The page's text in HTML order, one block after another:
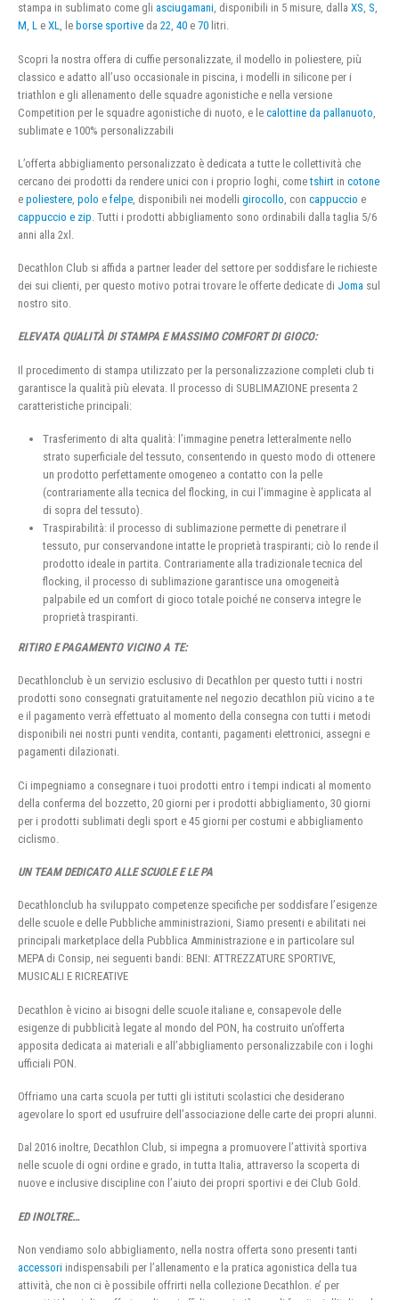
stampa in sublimato come gli asciugamani, disponibili in 5 misure, dalla XS, S,
M, L e XL, le borse sportive da 22, 40 e 70 litri.
Scopri la nostra offera di cuffie personalizzate, il modello in poliestere, più
classico e adatto all’uso occasionale in piscina, i modelli in silicone per i
triathlon e gli allenamento delle squadre agonistiche e nella versione
Competition per le squadre agonistiche di nuoto, e le calottine da pallanuoto
sublimate e 100% personalizzabili
L’offerta abbigliamento personalizzato è dedicata a tutte le collettività che
cercano dei prodotti da rendere unici con i proprio loghi, cometshirt in cotone
e poliestere polo e felpe , disponibili nei modelli girocollo , con cappuccio e
cappuccio e zip . Tutti i prodotti abbigliamento sono ordinabili dalla taglia 5/6
anni alla 2xl.
Decathlon Club si affida a partner leader del settore per soddisfare le richieste
dei sui clienti, per questo motivo potrai trovare le offerte dedicate di Joma sul
nostro sito.
ELEVATA QUALITÀ DI STAMPA E MASSIMO COMFORT DI GIOCO:
Il procedimento di stampa utilizzato per la personalizzazione completi club ti
garantisce la qualità più elevata. Il processo di SUBLIMAZIONE presenta 2
caratteristiche principali:
Trasferimento di alta qualità: l’immagine penetra letteralmente nello
strato superficiale del tessuto, consentendo in questo modo di ottenere
un prodotto perfettamente omogeneo a contatto con la pelle
(contrariamente alla tecnica del flocking, in cui l’immagine è applicata al
di sopra del tessuto).
Traspirabilità: il processo di sublimazione permette di penetrare il
tessuto, pur conservandone intatte le proprietà traspiranti; ciò lo rende il
prodotto ideale in partita. Contrariamente alla tradizionale tecnica del
flocking, il processo di sublimazione garantisce una omogeneità
palpabile ed un comfort di gioco totale poiché ne conserva integre le
proprietà traspiranti.
RITIRO E PAGAMENTO VICINO A TE:
Decathlonclub è un servizio esclusivo di Decathlon per questo tutti i nostri
prodotti sono consegnati gratuitamente nel negozio decathlon più vicino a te
e il pagamento verrà effettuato al momento della consegna con tutti i metodi
disponibili nei nostri punti vendita, contanti, pagamenti elettronici, assegni e
pagamenti dilazionati.
Ci impegniamo a consegnare i tuoi prodotti entro i tempi indicati al momento
della conferma del bozzetto, 20 giorni per i prodotti abbigliamento, 30 giorni
per i prodotti sublimati degli sport e 45 giorni per costumi e abbigliamento
ciclismo.
UN TEAM DEDICATO ALLE SCUOLE E LE PA
Decathlonclub ha sviluppato competenze specifiche per soddisfare l’esigenze
delle scuole e delle Pubbliche amministrazioni, Siamo presenti e abilitati nei
principali marketplace della Pubblica Amministrazione e in particolare sul
MEPA di Consip, nei seguenti bandi: BENI: ATTREZZATURE SPORTIVE,
MUSICALI E RICREATIVE
Decathlon è vicino ai bisogni delle scuole italiane e, consapevole delle
esigenze di pubblicità legate al mondo del PON, ha costruito un’offerta
apposita dedicata ai materiali e all’abbigliamento personalizzabile con i loghi
ufficiali PON.
Offriamo una carta scuola per tutti gli istituti scolastici che desiderano
agevolare lo sport ed usufruire dell’associazione delle carte dei propri alunni.
Dal 2016 inoltre, Decathlon Club, si impegna a promuovere l’attività sportiva
nelle scuole di ogni ordine e grado, in tutta Italia, attraverso la scoperta di
nuove e inclusive discipline con l’aiuto dei propri sportivi e dei Club Gold.
ED INOLTRE…
Non vendiamo solo abbigliamento, nella nostra offerta sono presenti tanti
accessori indispensabili per l’allenamento e la pratica agonistica della tua
attività, che non ci è possibile offrirti nella collezione Decathlon. e’ per